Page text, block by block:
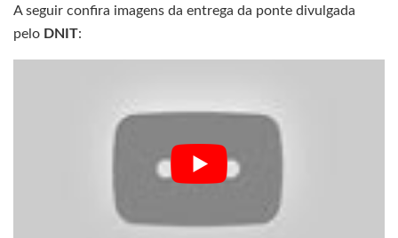
A seguir confira imagens da entrega da ponte divulgada
pelo DNIT: